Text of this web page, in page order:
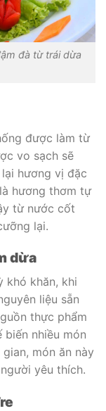
đà từ trái dừa
được làm từ
vo sạch sẽ
hương vị đặc
hương thơm tự
từ nước cốt
lại.
dừa
khó khăn, khi
liệu sẵn
thực phẩm
biến nhiều món
món ăn này
yêu thích.